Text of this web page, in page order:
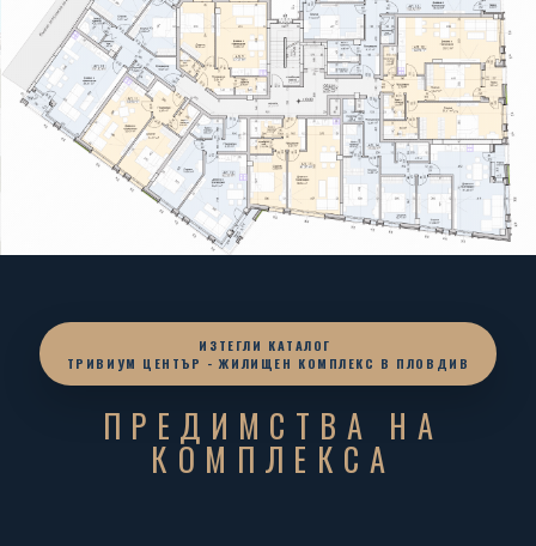
ИЗТЕГЛИ КАТАЛОГ
ТРИВИУМ ЦЕНТЪР - ЖИЛИЩЕН КОМПЛЕКС В ПЛОВДИВ
ПРЕДИМСТВА НА
КОМПЛЕКСА